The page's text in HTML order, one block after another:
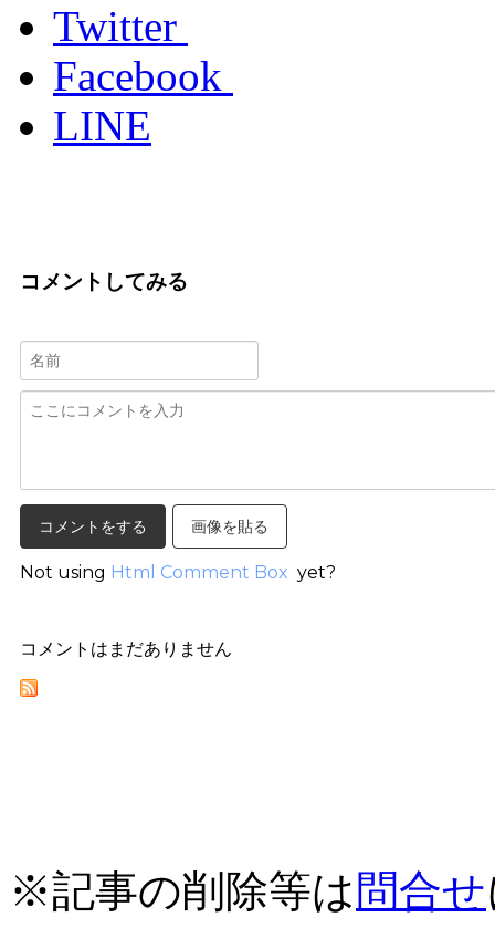
Twitter
Facebook
LINE
コメントしてみる
画像を貼る
Not using Html Comment Box yet?
コメントはまだありません
※記事の削除等は 問合せ